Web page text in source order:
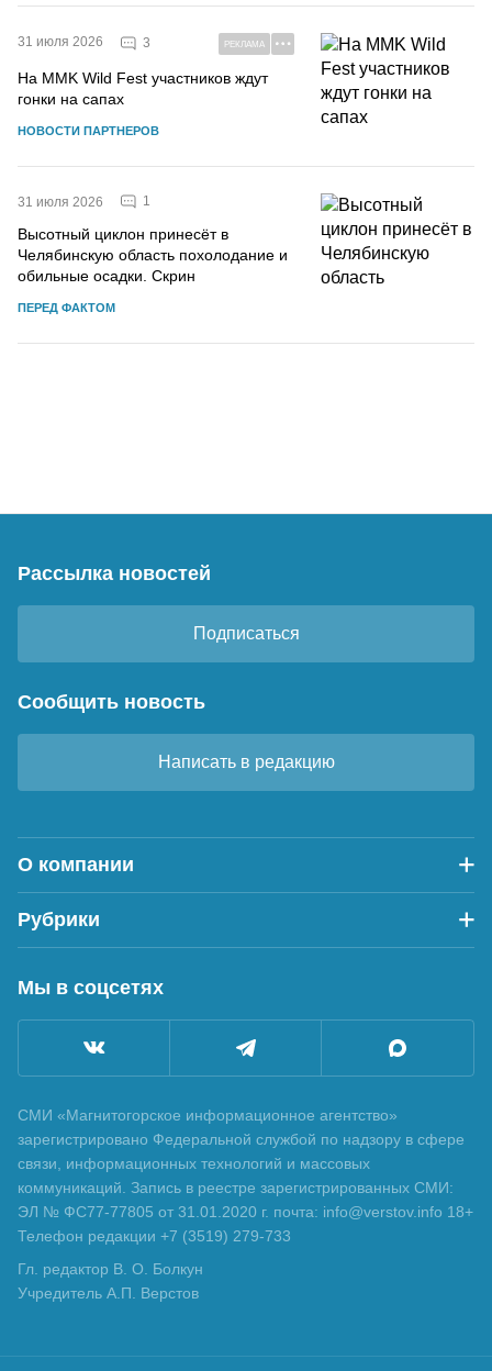
31 июля 2026 3 РЕКЛАМА
На MMK Wild Fest участников ждут
гонки на сапах
НОВОСТИ ПАРТНЕРОВ
31 июля 2026 1
Высотный циклон принесёт в
Челябинскую область похолодание и
обильные осадки. Скрин
ПЕРЕД ФАКТОМ
Рассылка новостей
Подписаться
Сообщить новость
Написать в редакцию
О компании
Рубрики
Мы в соцсетях
СМИ «Магнитогорское информационное агентство»
зарегистрировано Федеральной службой по надзору в сфере
связи, информационных технологий и массовых
коммуникаций. Запись в реестре зарегистрированных СМИ:
ЭЛ № ФС77-77805 от 31.01.2020 г. почта: info@verstov.info 18+
Телефон редакции +7 (3519) 279-733
Гл. редактор В. О. Болкун
Учредитель А.П. Верстов